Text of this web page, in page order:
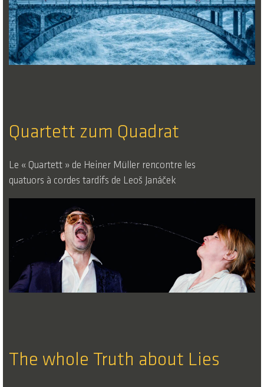
Quartett zum Quadrat
Le « Quartett » de Heiner Müller rencontre les
quatuors à cordes tardifs de Leoš Janáček
The whole Truth about Lies